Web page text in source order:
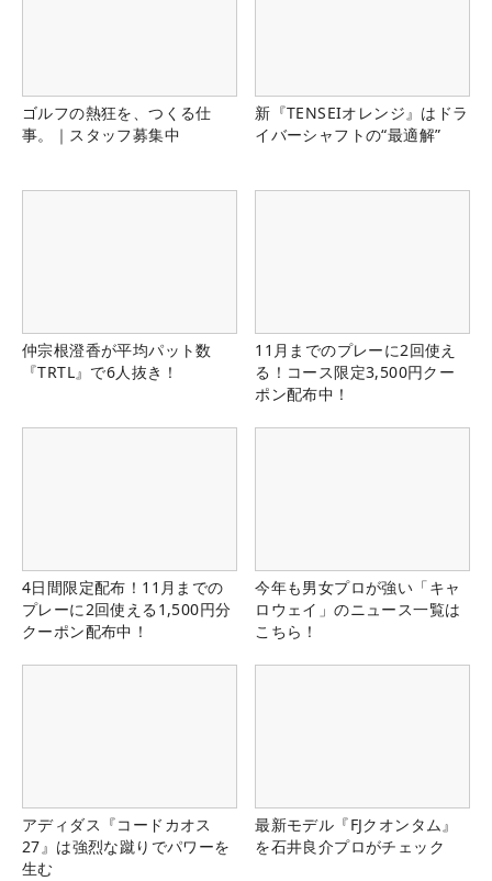
ゴルフの熱狂を、つくる仕
事。｜スタッフ募集中
新『TENSEIオレンジ』はドラ
イバーシャフトの“最適解”
仲宗根澄香が平均パット数
『TRTL』で6人抜き！
11月までのプレーに2回使え
る！コース限定3,500円クー
ポン配布中！
4日間限定配布！11月までの
プレーに2回使える1,500円分
クーポン配布中！
今年も男女プロが強い「キャ
ロウェイ」のニュース一覧は
こちら！
アディダス『コードカオス
27』は強烈な蹴りでパワーを
生む
最新モデル『FJクオンタム』
を石井良介プロがチェック